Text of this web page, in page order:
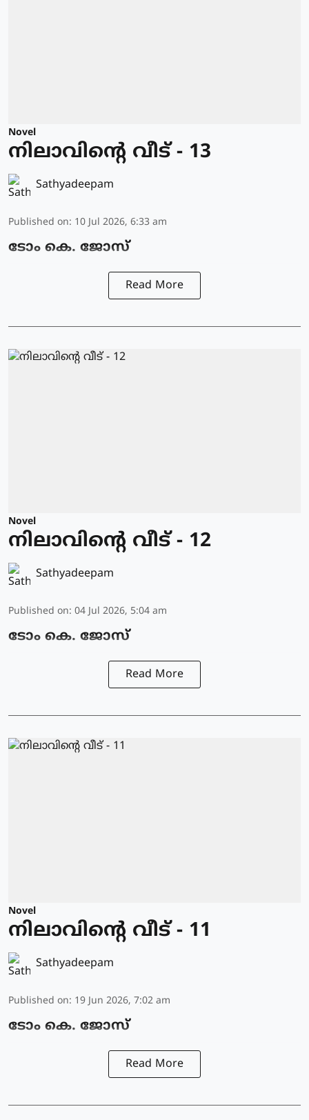
Novel
നിലാവിന്റെ വീട് - 13
Sathyadeepam
Published on: 10 Jul 2026, 6:33 am
ടോം കെ. ജോസ്
Read More
Novel
നിലാവിന്റെ വീട് - 12
Sathyadeepam
Published on: 04 Jul 2026, 5:04 am
ടോം കെ. ജോസ്
Read More
Novel
നിലാവിന്റെ വീട് - 11
Sathyadeepam
Published on: 19 Jun 2026, 7:02 am
ടോം കെ. ജോസ്
Read More